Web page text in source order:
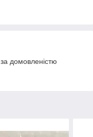
домовленістю